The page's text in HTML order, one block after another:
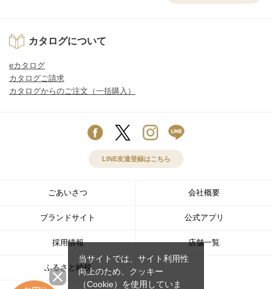
カタログについて
eカタログ
カタログご請求
カタログからのご注文（一括購入）
LINE友達登録はこちら
ごあいさつ 会社概要
ブランドサイト 公式アプリ
採用情報 店舗一覧
ふるさと納税
当サイトでは、サイト利用性
向上のため、クッキー
（Cookie）を使用していま